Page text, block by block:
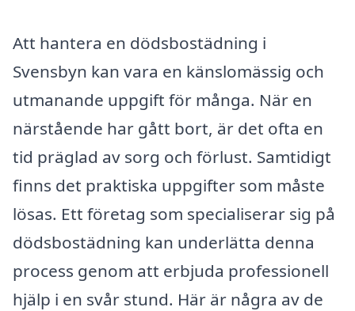
Att hantera en dödsbostädning i
Svensbyn kan vara en känslomässig och
utmanande uppgift för många. När en
närstående har gått bort, är det ofta en
tid präglad av sorg och förlust. Samtidigt
finns det praktiska uppgifter som måste
lösas. Ett företag som specialiserar sig på
dödsbostädning kan underlätta denna
process genom att erbjuda professionell
hjälp i en svår stund. Här är några av de